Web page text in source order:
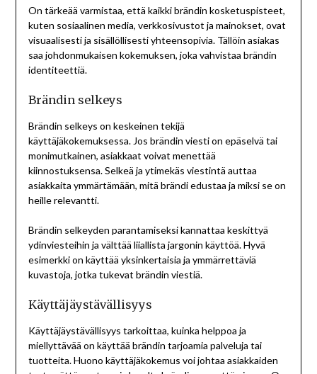
On tärkeää varmistaa, että kaikki brändin kosketuspisteet,
kuten sosiaalinen media, verkkosivustot ja mainokset, ovat
visuaalisesti ja sisällöllisesti yhteensopivia. Tällöin asiakas
saa johdonmukaisen kokemuksen, joka vahvistaa brändin
identiteettiä.
Brändin selkeys
Brändin selkeys on keskeinen tekijä
käyttäjäkokemuksessa. Jos brändin viesti on epäselvä tai
monimutkainen, asiakkaat voivat menettää
kiinnostuksensa. Selkeä ja ytimekäs viestintä auttaa
asiakkaita ymmärtämään, mitä brändi edustaa ja miksi se on
heille relevantti.
Brändin selkeyden parantamiseksi kannattaa keskittyä
ydinviesteihin ja välttää liiallista jargonin käyttöä. Hyvä
esimerkki on käyttää yksinkertaisia ja ymmärrettäviä
kuvastoja, jotka tukevat brändin viestiä.
Käyttäjäystävällisyys
Käyttäjäystävällisyys tarkoittaa, kuinka helppoa ja
miellyttävää on käyttää brändin tarjoamia palveluja tai
tuotteita. Huono käyttäjäkokemus voi johtaa asiakkaiden